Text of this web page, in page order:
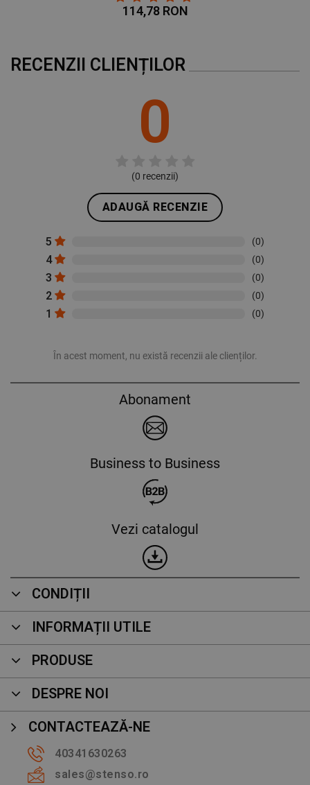
114,78 RON
RECENZII CLIENȚILOR
0
(0 recenzii)
ADAUGĂ RECENZIE
5 (0)
4 (0)
3 (0)
2 (0)
1 (0)
În acest moment, nu există recenzii ale clienților.
Abonament
Business to Business
Vezi catalogul
CONDIȚII
INFORMAȚII UTILE
PRODUSE
DESPRE NOI
CONTACTEAZĂ-NE
40341630263
sales@stenso.ro